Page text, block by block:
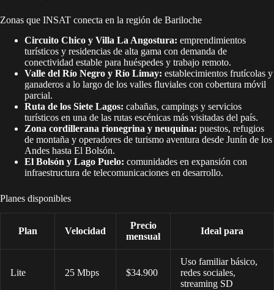
Zonas que INSAT conecta en la región de Bariloche
Circuito Chico y Villa La Angostura: emprendimientos
turísticos y residencias de alta gama con demanda de
conectividad estable para huéspedes y trabajo remoto.
Valle del Río Negro y Río Limay: establecimientos frutícolas y
ganaderos a lo largo de los valles fluviales con cobertura móvil
parcial.
Ruta de los Siete Lagos: cabañas, campings y servicios
turísticos en una de las rutas escénicas más visitadas del país.
Zona cordillerana rionegrina y neuquina: puestos, refugios
de montaña y operadores de turismo aventura desde Junín de los
Andes hasta El Bolsón.
El Bolsón y Lago Puelo: comunidades en expansión con
infraestructura de telecomunicaciones en desarrollo.
Planes disponibles
Plan Velocidad
Precio
mensual
Ideal para
Lite 25 Mbps $34.900
Uso familiar básico,
redes sociales,
streaming SD